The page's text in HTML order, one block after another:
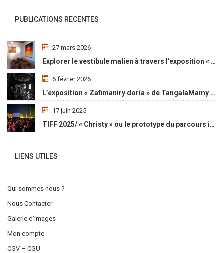
PUBLICATIONS RECENTES
27 mars 2026
Explorer le vestibule malien à travers l’exposition « Maaya Bulon »
6 février 2026
L’exposition « Zafimaniry doria » de TangalaMamy honore la mémoire d’un peuple malgache
17 juin 2025
TIFF 2025/ « Christy » ou le prototype du parcours initiatique
LIENS UTILES
Qui sommes nous ?
Nous Contacter
Galerie d’images
Mon compte
CGV – CGU